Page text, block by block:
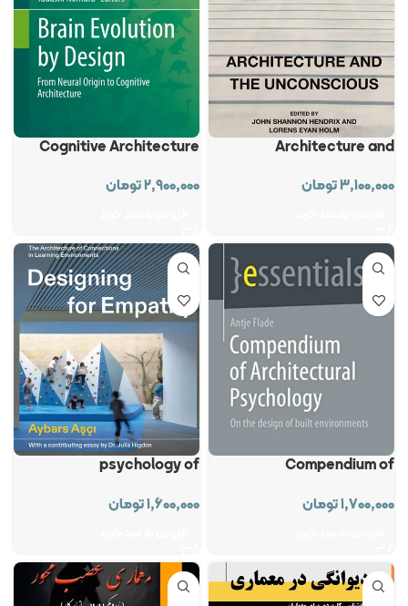
Architecture and
۳,۱۰۰,۰۰۰تومان
Cognitive Architecture
۲,۹۰۰,۰۰۰تومان
Compendium of
۱,۷۰۰,۰۰۰تومان
psychology of
۱,۶۰۰,۰۰۰تومان